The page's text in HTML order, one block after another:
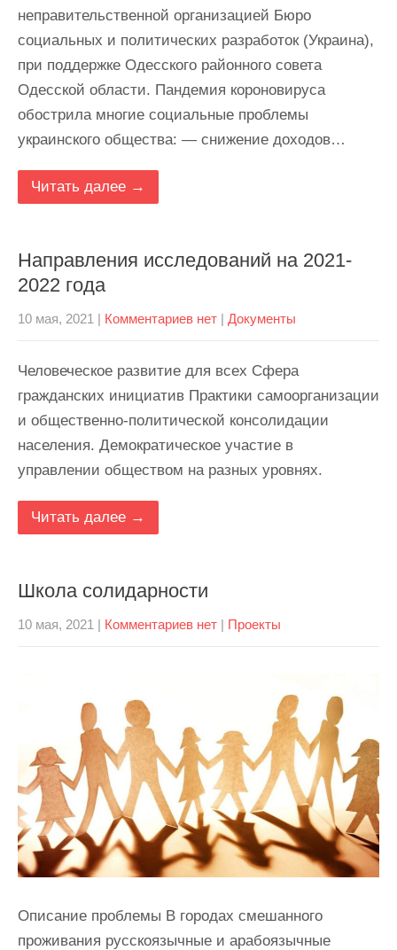
неправительственной организацией Бюро
социальных и политических разработок (Украина),
при поддержке Одесского районного совета
Одесской области. Пандемия короновируса
обострила многие социальные проблемы
украинского общества: — снижение доходов…
Читать далее →
Направления исследований на 2021-
2022 года
10 мая, 2021 | Комментариев нет | Документы
Человеческое развитие для всех Сфера
гражданских инициатив Практики самоорганизации
и общественно-политической консолидации
населения. Демократическое участие в
управлении обществом на разных уровнях.
Читать далее →
Школа солидарности
10 мая, 2021 | Комментариев нет | Проекты
Описание проблемы В городах смешанного
проживания русскоязычные и арабоязычные